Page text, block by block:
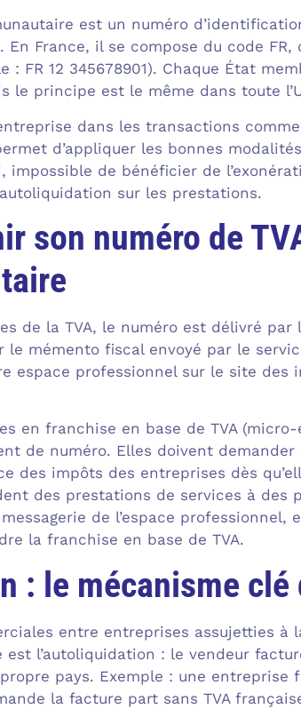
est un numéro
En France, il se compose du code
: FR 12 345678901). Chaque État
le principe est le même dans toute
dans les transactions
d’appliquer les bonnes
impossible de bénéficier de
sur les prestations.
son numéro de
de la TVA, le numéro est délivré
le mémento fiscal envoyé par le
espace professionnel sur le site des
en franchise en base de TVA
de numéro. Elles doivent demander
des impôts des entreprises dès
des prestations de services à
de l’espace professionnel,
la franchise en base de TVA.
: le mécanisme clé
entre entreprises assujetties à
est l’autoliquidation : le vendeur
pays. Exemple : une entreprise
la facture part sans TVA